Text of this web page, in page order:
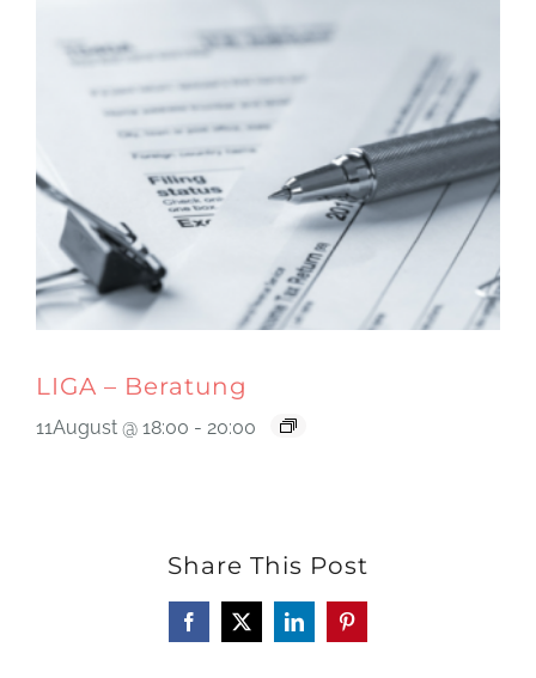
LIGA – Beratung
11August @ 18:00 - 20:00
Share This Post
Facebook
X LinkedInPinterest